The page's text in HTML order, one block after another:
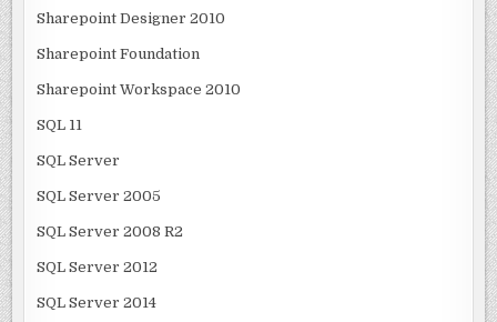
Sharepoint Designer 2010
Sharepoint Foundation
Sharepoint Workspace 2010
SQL 11
SQL Server
SQL Server 2005
SQL Server 2008 R2
SQL Server 2012
SQL Server 2014